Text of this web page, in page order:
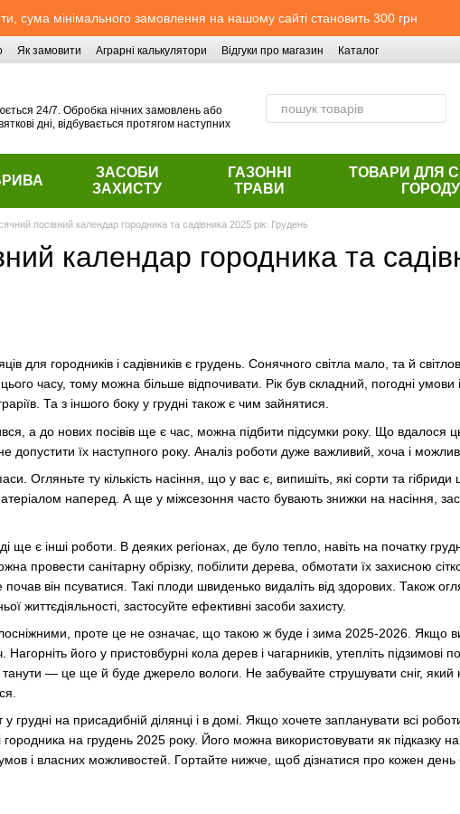
сума мінімального замовлення на нашому сайті становить 300 грн
Як замовити Аграрні калькулятори Відгуки про магазин
Каталог
24/7. Обробка нічних замовлень або
дні, відбувається протягом наступних
ЗАСОБИ
ЗАХИСТУ
ГАЗОННІ
ТРАВИ
ТОВАРИ ДЛЯ
ГОРОДУ
посівний календар городника та садівника 2025 рік: Грудень
календар городника та
для городників і садівників є грудень. Сонячного світла мало, та й
цього часу, тому можна більше відпочивати. Рік був складний, погодні умови
Та з іншого боку у грудні також є чим зайнятися.
а до нових посівів ще є час, можна підбити підсумки року. Що вдалося
їх наступного року. Аналіз роботи дуже важливий, хоча і
Огляньте ту кількість насіння, що у вас є, випишіть, які сорти та
наперед. А ще у міжсезоння часто бувають знижки на насіння,
ще є інші роботи. В деяких регіонах, де було тепло, навіть на початку
провести санітарну обрізку, побілити дерева, обмотати їх захисною
він псуватися. Такі плоди швиденько видаліть від здорових. Також
життєдіяльності, застосуйте ефективні засоби захисту.
проте це не означає, що такою ж буде і зима 2025-2026. Якщо
його у пристовбурні кола дерев і чагарників, утепліть підзимові
— це ще й буде джерело вологи. Не забувайте струшувати сніг, який
грудні на присадибній ділянці і в домі. Якщо хочете запланувати всі
на грудень 2025 року. Його можна використовувати як підказку
і власних можливостей. Гортайте нижче, щоб дізнатися про кожен день